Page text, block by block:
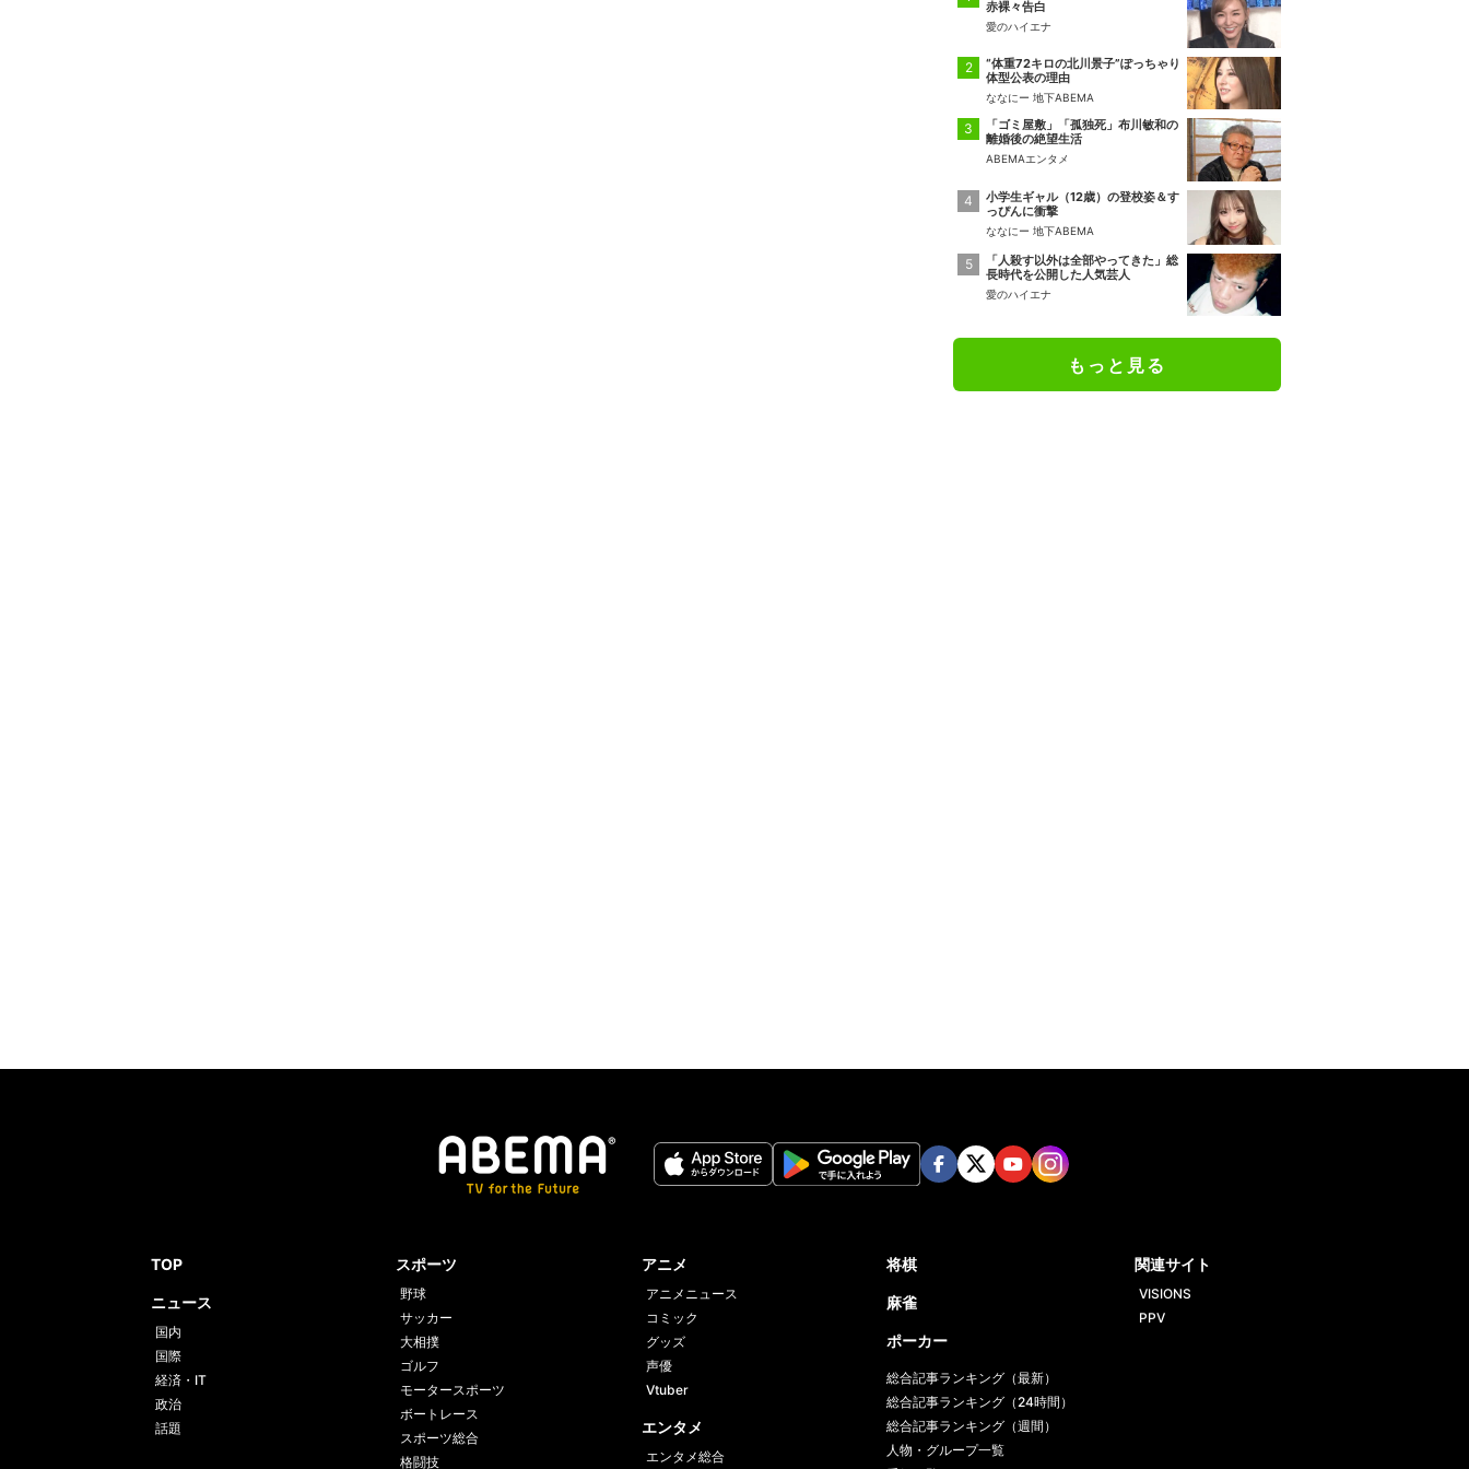
赤裸々告白
愛のハイエナ
“体重72キロの北川景子”ぽっちゃり
体型公表の理由
ななにー 地下ABEMA
「ゴミ屋敷」「孤独死」布川敏和の
離婚後の絶望生活
ABEMAエンタメ
小学生ギャル（12歳）の登校姿＆す
っぴんに衝撃
ななにー 地下ABEMA
「人殺す以外は全部やってきた」総
長時代を公開した人気芸人
愛のハイエナ
もっと見る
TOP
ニュース
国内
国際
経済・IT
政治
話題
スポーツ
野球
サッカー
大相撲
ゴルフ
モータースポーツ
ボートレース
スポーツ総合
格闘技
アニメ
アニメニュース
コミック
グッズ
声優
Vtuber
エンタメ
エンタメ総合
将棋
麻雀
ポーカー
総合記事ランキング（最新）
総合記事ランキング（24時間）
総合記事ランキング（週間）
人物・グループ一覧
関連サイト
VISIONS
PPV